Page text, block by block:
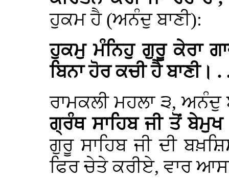
ਹੁਕਮ ਹੈ (ਅਨੰਦੁ ਬਾਣੀ):
ਹੁਕਮੁ ਮੰਨਿਹੁ ਗੁਰੂ ਕੇਰਾ
ਬਿਨਾ ਹੋਰ ਕਚੀ ਹੈ ਬਾਣੀ।
ਰਾਮਕਲੀ ਮਹਲਾ ੩,
ਗ੍ਰੰਥ ਸਾਹਿਬ ਜੀ ਤੋਂ
ਗੁਰੂ ਸਾਹਿਬ ਜੀ ਦੀ
ਫਿਰ ਚੇਤੇ ਕਰੀਏ, ਵਾਰ